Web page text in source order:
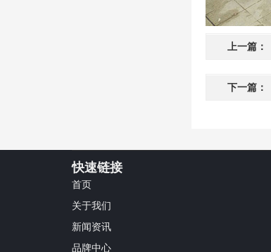
上一篇：
下一篇：
快速链接
首页
关于我们
新闻资讯
品牌中心